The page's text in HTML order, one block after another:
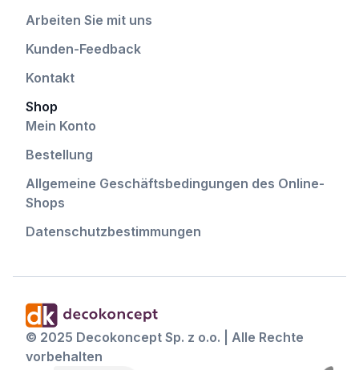
Arbeiten Sie mit uns
Kunden-Feedback
Kontakt
Shop
Mein Konto
Bestellung
Allgemeine Geschäftsbedingungen des Online-
Shops
Datenschutzbestimmungen
© 2025 Decokoncept Sp. z o.o. | Alle Rechte
vorbehalten